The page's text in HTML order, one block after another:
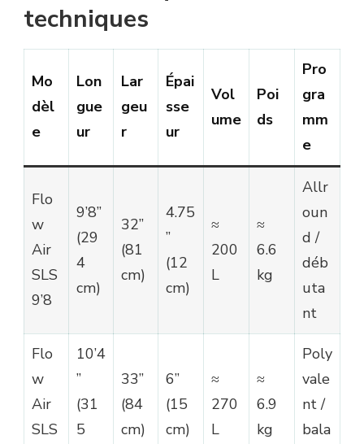
techniques
Mo
dèl
e
Lon
gue
ur
Lar
geu
r
Épai
sse
ur
Vol
ume
Poi
ds
Pro
gra
mm
e
Flo
w
Air
SLS
9’8
9’8’’
(29
4
cm)
32’’
(81
cm)
4.75
’’
(12
cm)
≈
200
L
≈
6.6
kg
Allr
oun
d /
déb
uta
nt
Flo
w
Air
SLS
10’4
’’
(31
5
33’’
(84
cm)
6’’
(15
cm)
≈
270
L
≈
6.9
kg
Poly
vale
nt /
bala